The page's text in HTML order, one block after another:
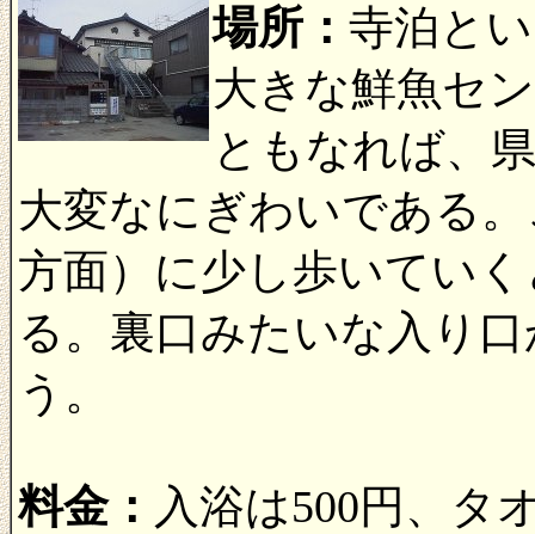
場所： 寺泊と
大きな鮮魚セ
ともなれば、
大変なにぎわいである
方面）に少し歩いてい
る。裏口みたいな入り
う。
料金： 入浴は500円、タ